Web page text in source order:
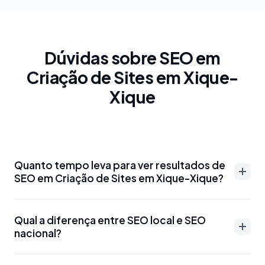
Dúvidas sobre SEO em
Criação de Sites em Xique-
Xique
Quanto tempo leva para ver resultados de
SEO em Criação de Sites em Xique-Xique?
Xique podem aparecer entre 3-6 meses para
palavras-chave menos competitivas. Para termos
mais disputados como 'advogado Criação de Sites
Qual a diferença entre SEO local e SEO
nacional?